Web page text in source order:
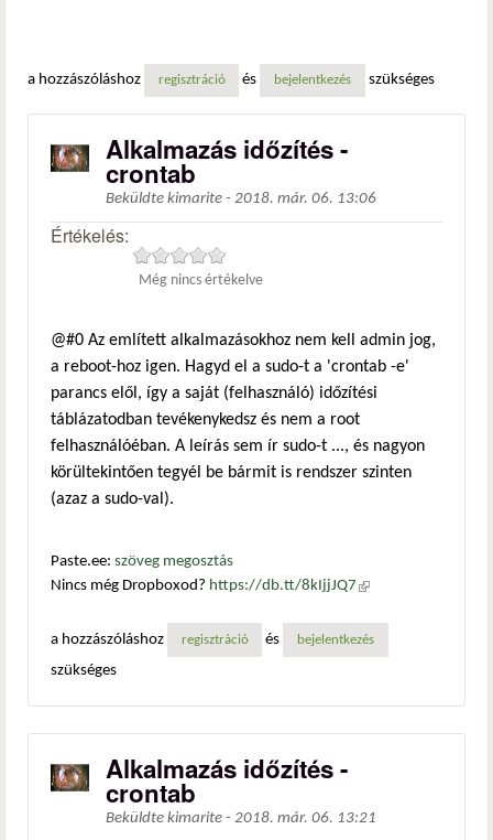
a hozzászóláshoz regisztráció és bejelentkezés szükséges
Alkalmazás időzítés -
crontab
Beküldte kimarite - 2018. már. 06. 13:06
Értékelés:
Még nincs értékelve
@#0 Az említett alkalmazásokhoz nem kell admin jog,
a reboot-hoz igen. Hagyd el a sudo-t a 'crontab -e'
parancs elől, így a saját (felhasználó) időzítési
táblázatodban tevékenykedsz és nem a root
felhasználóéban. A leírás sem ír sudo-t ..., és nagyon
körültekintően tegyél be bármit is rendszer szinten
(azaz a sudo-val).
Paste.ee: szöveg megosztás
Nincs még Dropboxod? https://db.tt/8kIjjJQ7 (külső
a hozzászóláshoz
regisztráció és bejelentkezés
szükséges
Alkalmazás időzítés -
crontab
Beküldte kimarite - 2018. már. 06. 13:21